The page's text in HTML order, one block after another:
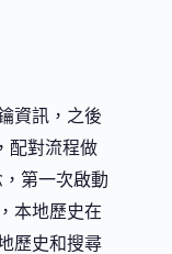
資訊，之後
配對流程做
第一次啟動
本地歷史在
歷史和搜尋